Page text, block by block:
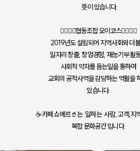
  뜻이 있습니다.
👩‍❤️‍💋‍👩협동조합 오이코스👩‍❤️‍💋‍👩
2019년도 설립되어 지역사회와 더
일자리 창출, 창업경험, 재능기부 활
사회적 약자를 돕는일을 통하여
교회의 공적사역을 감당하는 역활을
있습니다.
☕카페 쇼메르🥤는  일하는  사람, 고객,지
복합 문화공간 입니다.